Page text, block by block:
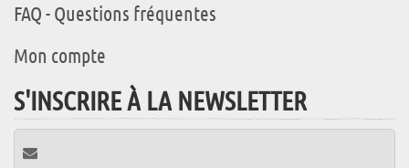
FAQ - Questions fréquentes
Mon compte
S'INSCRIRE À LA NEWSLETTER